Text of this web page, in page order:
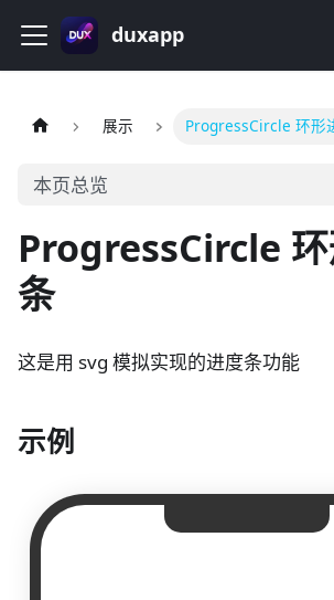
duxapp
展示 ProgressCircle 环形
本页总览
ProgressCircle
条
这是用 svg 模拟实现的进度条功能
示例